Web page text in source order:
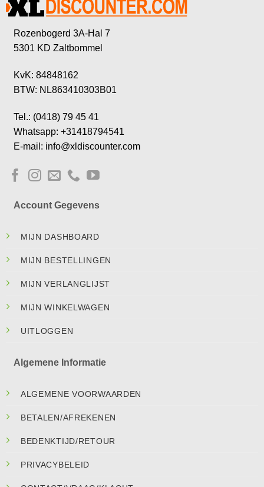
Rozenbogerd 3A-Hal 7
5301 KD Zaltbommel
KvK: 84848162
BTW: NL863410303B01
Tel.: (0418) 79 45 41
Whatsapp: +31418794541
E-mail: info@xldiscounter.com
Account Gegevens
MIJN DASHBOARD
MIJN BESTELLINGEN
MIJN VERLANGLIJST
MIJN WINKELWAGEN
UITLOGGEN
Algemene Informatie
ALGEMENE VOORWAARDEN
BETALEN/AFREKENEN
BEDENKTIJD/RETOUR
PRIVACYBELEID